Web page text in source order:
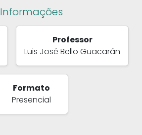
Informações
Professor
Luis José Bello Guacarán
Formato
Presencial